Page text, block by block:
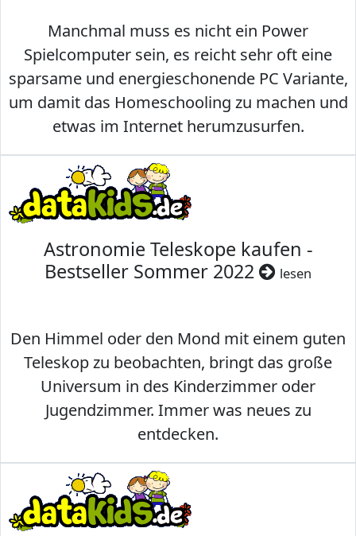
Manchmal muss es nicht ein Power
Spielcomputer sein, es reicht sehr oft eine
sparsame und energieschonende PC Variante,
um damit das Homeschooling zu machen und
etwas im Internet herumzusurfen.
Astronomie Teleskope kaufen -
Bestseller Sommer 2022
lesen
Den Himmel oder den Mond mit einem guten
Teleskop zu beobachten, bringt das große
Universum in des Kinderzimmer oder
Jugendzimmer. Immer was neues zu
entdecken.